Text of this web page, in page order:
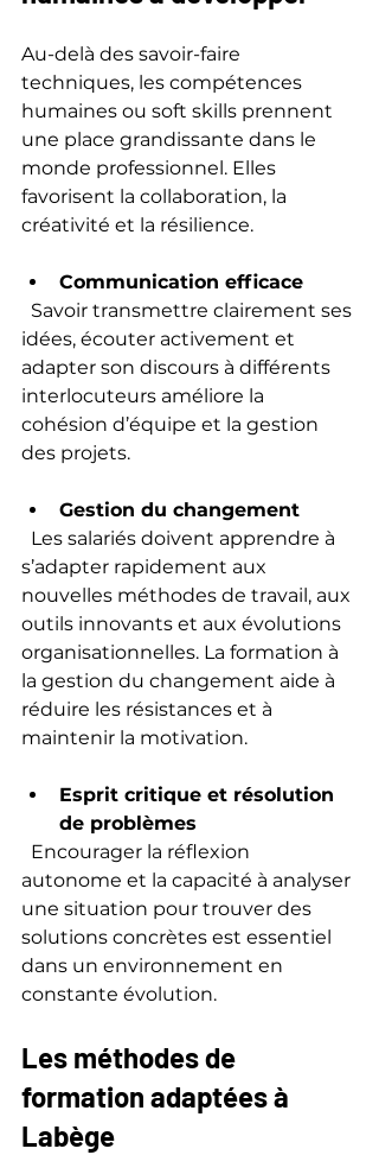
Au-delà des savoir-faire
techniques, les compétences
humaines ou soft skills prennent
une place grandissante dans le
monde professionnel. Elles
favorisent la collaboration, la
créativité et la résilience.
Communication efficace
idées, écouter activement et
adapter son discours à différents
interlocuteurs améliore la
cohésion d’équipe et la gestion
des projets.
Gestion du changement
s’adapter rapidement aux
nouvelles méthodes de travail, aux
outils innovants et aux évolutions
organisationnelles. La formation à
la gestion du changement aide à
réduire les résistances et à
maintenir la motivation.
Esprit critique et résolution
de problèmes
autonome et la capacité à analyser
une situation pour trouver des
solutions concrètes est essentiel
dans un environnement en
constante évolution.
Les méthodes de
formation adaptées à
Labège